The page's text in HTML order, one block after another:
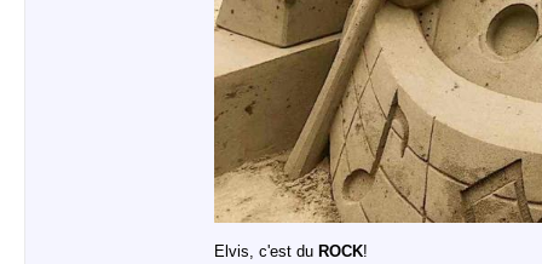
Elvis, c'est du ROCK!